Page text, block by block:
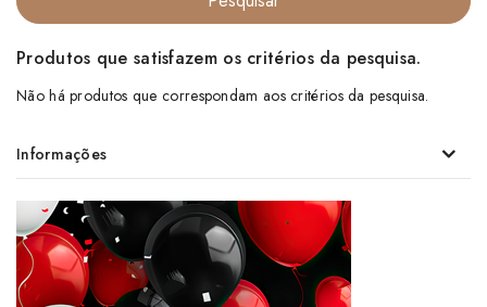
Produtos que satisfazem os critérios da pesquisa.
Não há produtos que correspondam aos critérios da pesquisa.
Informações